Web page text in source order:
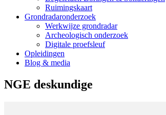
Ruimingskaart
Grondradaronderzoek
Werkwijze grondradar
Archeologisch onderzoek
Digitale proefsleuf
Opleidingen
Blog & media
NGE deskundige